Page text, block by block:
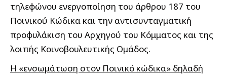
τηλεφώνου ενεργοποίηση του άρθρου 187 του
Ποινικού Κώδικα και την αντισυνταγματική
προφυλάκιση του Αρχηγού του Κόμματος και της
λοιπής Κοινοβουλευτικής Ομάδος.
Η «ενσωμάτωση στον Ποινικό κώδικα» δηλαδή